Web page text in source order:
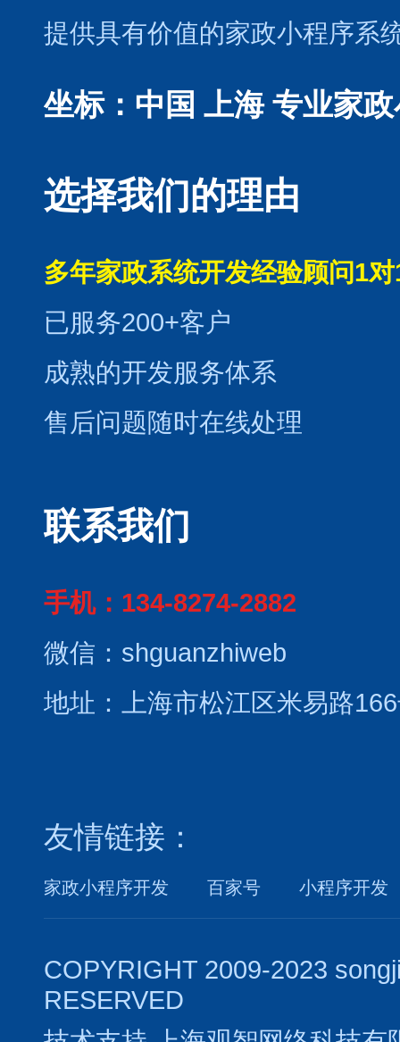
提供具有价值的家政小程序系
坐标：中国 上海 专业家
选择我们的理由
多年家政系统开发经验顾问1
已服务200+客户
成熟的开发服务体系
售后问题随时在线处理
联系我们
手机：134-8274-2882
微信：shguanzhiweb
地址：上海市松江区米易路
友情链接：
家政小程序开发 百家号 小程序开发
COPYRIGHT 2009-2023
RESERVED